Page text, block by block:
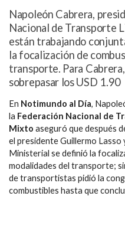
Napoleón Cabrera,
Nacional de Transporte
están trabajando
la focalización de
transporte. Para
sobrepasar los USD 1.90
En Notimundo al Día,
la Federación Nacional de
Mixto aseguró que después
el presidente Guillermo Lasso
Ministerial se definió la
modalidades del transporte;
de transportistas pidió la
combustibles hasta que